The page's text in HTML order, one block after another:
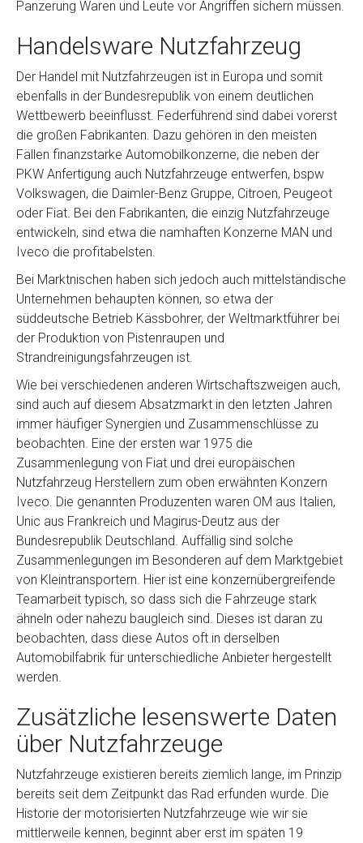
Panzerung Waren und Leute vor Angriffen sichern müssen.
Handelsware Nutzfahrzeug
Der Handel mit Nutzfahrzeugen ist in Europa und somit
ebenfalls in der Bundesrepublik von einem deutlichen
Wettbewerb beeinflusst. Federführend sind dabei vorerst
die großen Fabrikanten. Dazu gehören in den meisten
Fällen finanzstarke Automobilkonzerne, die neben der
PKW Anfertigung auch Nutzfahrzeuge entwerfen, bspw
Volkswagen, die Daimler-Benz Gruppe, Citroen, Peugeot
oder Fiat. Bei den Fabrikanten, die einzig Nutzfahrzeuge
entwickeln, sind etwa die namhaften Konzerne MAN und
Iveco die profitabelsten.
Bei Marktnischen haben sich jedoch auch mittelständische
Unternehmen behaupten können, so etwa der
süddeutsche Betrieb Kässbohrer, der Weltmarktführer bei
der Produktion von Pistenraupen und
Strandreinigungsfahrzeugen ist.
Wie bei verschiedenen anderen Wirtschaftszweigen auch,
sind auch auf diesem Absatzmarkt in den letzten Jahren
immer häufiger Synergien und Zusammenschlüsse zu
beobachten. Eine der ersten war 1975 die
Zusammenlegung von Fiat und drei europäischen
Nutzfahrzeug Herstellern zum oben erwähnten Konzern
Iveco. Die genannten Produzenten waren OM aus Italien,
Unic aus Frankreich und Magirus-Deutz aus der
Bundesrepublik Deutschland. Auffällig sind solche
Zusammenlegungen im Besonderen auf dem Marktgebiet
von Kleintransportern. Hier ist eine konzernübergreifende
Teamarbeit typisch, so dass sich die Fahrzeuge stark
ähneln oder nahezu baugleich sind. Dieses ist daran zu
beobachten, dass diese Autos oft in derselben
Automobilfabrik für unterschiedliche Anbieter hergestellt
werden.
Zusätzliche lesenswerte Daten
über Nutzfahrzeuge
Nutzfahrzeuge existieren bereits ziemlich lange, im Prinzip
bereits seit dem Zeitpunkt das Rad erfunden wurde. Die
Historie der motorisierten Nutzfahrzeuge wie wir sie
mittlerweile kennen, beginnt aber erst im späten 19